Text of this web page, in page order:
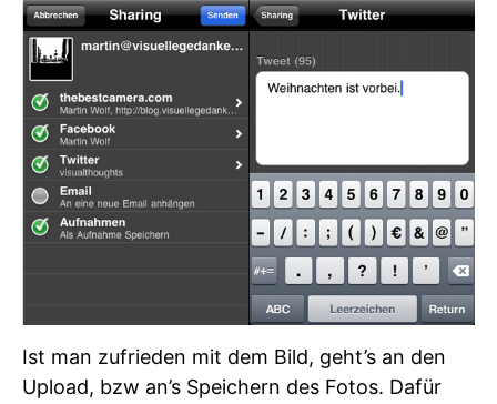
Ist man zufrieden mit dem Bild, geht’s an den
Upload, bzw an’s Speichern des Fotos. Dafür